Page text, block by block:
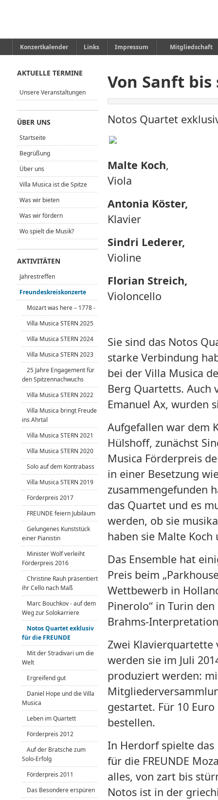
Konzertkalender Links Impressum Mitgliedschaft
Von Sanft
Notos Quartet
Malte Koch,
Viola
Antonia Köster,
Klavier
Sindri Lederer,
Violine
Florian Streich,
Violoncello
Sie sind das Notos
starke Verbindung
bei der Villa Musica
Berg Quartetts. Auch
Emanuel Ax, wurden
Aufgefallen war dem
Hülshoff, zunächst
Musica Förderpreis
in einer Besetzung
zusammengefunden
das Quartet und es
werden, ob sie
haben sie Malte
Das Ensemble hat
Preis beim
Wettbewerb in
Pinerolo“ in Turin
Brahms-
Zwei Klavierquartette
werden sie im Juli
produziert werden:
gestartet. Für 10
bestellen.
In Herdorf spielte
für die FREUNDE
alles, von zart bis
Notos ist in der
AKTUELLE TERMINE
Unsere Veranstaltungen
ÜBER UNS
Startseite
Begrüßung
Über uns
Villa Musica ist die Spitze
Was wir bieten
Was wir fördern
Wo spielt die Musik?
AKTIVITÄTEN
Jahrestreffen
Freundeskreiskonzerte
Mozart was here – 1778 -
Villa Musica STERN 2025
Villa Musica STERN 2024
Villa Musica STERN 2023
25 Jahre Engagement für
den Spitzennachwuchs
Villa Musica STERN 2022
Villa Musica bringt Freude
ins Ahrtal
Villa Musica STERN 2021
Villa Musica STERN 2020
Solo auf dem Kontrabass
Villa Musica STERN 2019
Förderpreis 2017
FREUNDE feiern Jubiläum
Gelungenes Kunststück
einer Pianistin
Minister Wolf verleiht
Förderpreis 2016
Christine Rauh präsentiert
ihr Cello nach Maß
Marc Bouchkov - auf dem
Weg zur Solokarriere
Notos Quartet exklusiv
für die FREUNDE
Mit der Stradivari um die
Welt
Ergreifend gut
Daniel Hope und die Villa
Musica
Leben im Quartett
Förderpreis 2012
Auf der Bratsche zum
Solo-Erfolg
Förderpreis 2011
Das Besondere erspüren